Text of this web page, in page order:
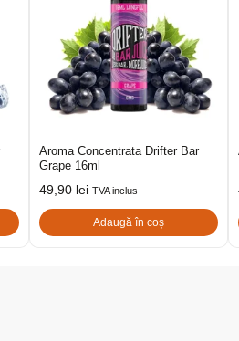
Aroma Concentrata Drifter Bar
Grape 16ml
49,90 lei TVA inclus
Adaugă în coș